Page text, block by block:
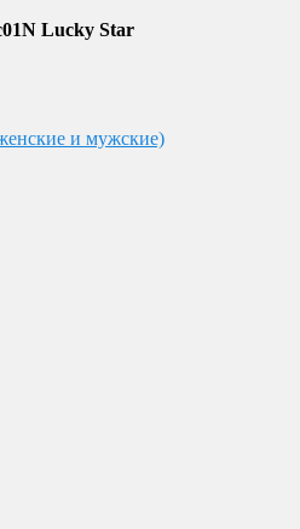
Lucky Star
и мужские)